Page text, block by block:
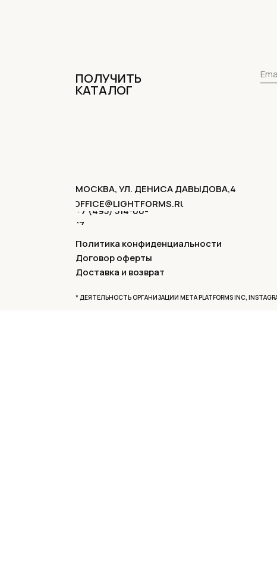
МОСКВА, УЛ. ДЕНИСА ДАВЫДОВА,4
ПОЛУЧИТЬ
КАТАЛОГ
+7 (495) 514-00-
17
OFFICE@LIGHTFORMS.RU
* ДЕЯТЕЛЬНОСТЬ ОРГАНИЗАЦИИ META PLATFORMS INC,
Политика конфиденциальности
Договор оферты
Доставка и возврат